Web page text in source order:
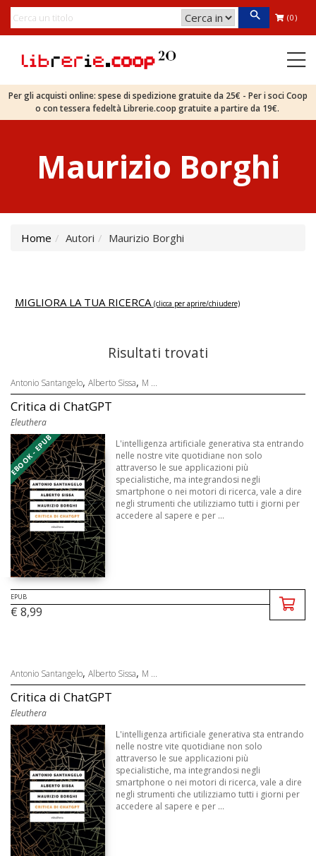
(0)
Per gli acquisti online: spese di spedizione gratuite da 25€ - Per i soci Coop
o con tessera fedeltà Librerie.coop gratuite a partire da 19€.
Maurizio Borghi
Home Autori Maurizio Borghi
MIGLIORA LA TUA RICERCA (clicca per aprire/chiudere)
Risultati trovati
Antonio Santangelo, Alberto Sissa, M ...
Critica di ChatGPT
Eleuthera
EBOOK - EPUB
L'intelligenza artificiale generativa sta entrando
nelle nostre vite quotidiane non solo
attraverso le sue applicazioni più
specialistiche, ma integrandosi negli
smartphone o nei motori di ricerca, vale a dire
negli strumenti che utilizziamo tutti i giorni per
accedere al sapere e per ...
EPUB
€ 8,99
Antonio Santangelo, Alberto Sissa, M ...
Critica di ChatGPT
Eleuthera
L'intelligenza artificiale generativa sta entrando
nelle nostre vite quotidiane non solo
attraverso le sue applicazioni più
specialistiche, ma integrandosi negli
smartphone o nei motori di ricerca, vale a dire
negli strumenti che utilizziamo tutti i giorni per
accedere al sapere e per ...